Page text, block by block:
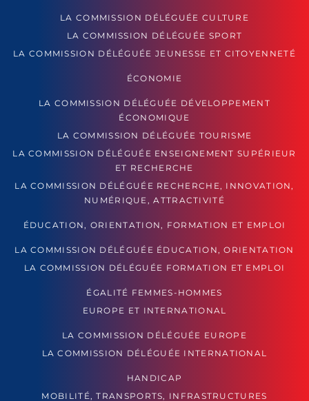
LA COMMISSION DÉLÉGUÉE CULTURE
LA COMMISSION DÉLÉGUÉE SPORT
LA COMMISSION DÉLÉGUÉE JEUNESSE ET CITOYENNETÉ
ÉCONOMIE
LA COMMISSION DÉLÉGUÉE DÉVELOPPEMENT
ÉCONOMIQUE
LA COMMISSION DÉLÉGUÉE TOURISME
LA COMMISSION DÉLÉGUÉE ENSEIGNEMENT SUPÉRIEUR
ET RECHERCHE
LA COMMISSION DÉLÉGUÉE RECHERCHE, INNOVATION,
NUMÉRIQUE, ATTRACTIVITÉ
ÉDUCATION, ORIENTATION, FORMATION ET EMPLOI
LA COMMISSION DÉLÉGUÉE ÉDUCATION, ORIENTATION
LA COMMISSION DÉLÉGUÉE FORMATION ET EMPLOI
ÉGALITÉ FEMMES-HOMMES
EUROPE ET INTERNATIONAL
LA COMMISSION DÉLÉGUÉE EUROPE
LA COMMISSION DÉLÉGUÉE INTERNATIONAL
HANDICAP
MOBILITÉ, TRANSPORTS, INFRASTRUCTURES